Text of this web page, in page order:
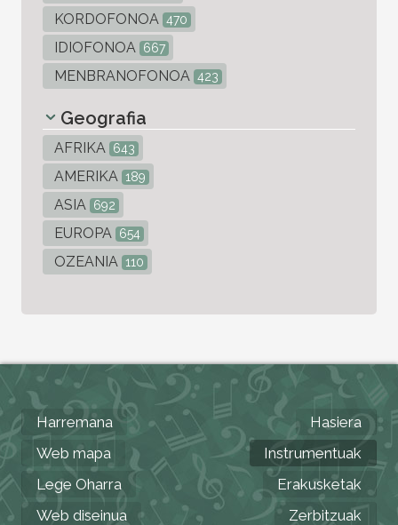
KORDOFONOA 470
IDIOFONOA 667
MENBRANOFONOA 423
Geografia
AFRIKA 643
AMERIKA 189
ASIA 692
EUROPA 654
OZEANIA 110
Harremana
Web mapa
Lege Oharra
Web diseinua
Hasiera
Instrumentuak
Erakusketak
Zerbitzuak